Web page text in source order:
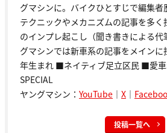
グマシンに。バイクひとすじで編集
テクニックやメカニズムの記事を多く
のインプレ起こし（聞き書きによる代
グマシンでは新車系の記事をメイン
年生まれ ■ネイティブ足立区民 ■愛車
SPECIAL
ヤングマシン： YouTube ｜ X ｜
投稿一覧へ